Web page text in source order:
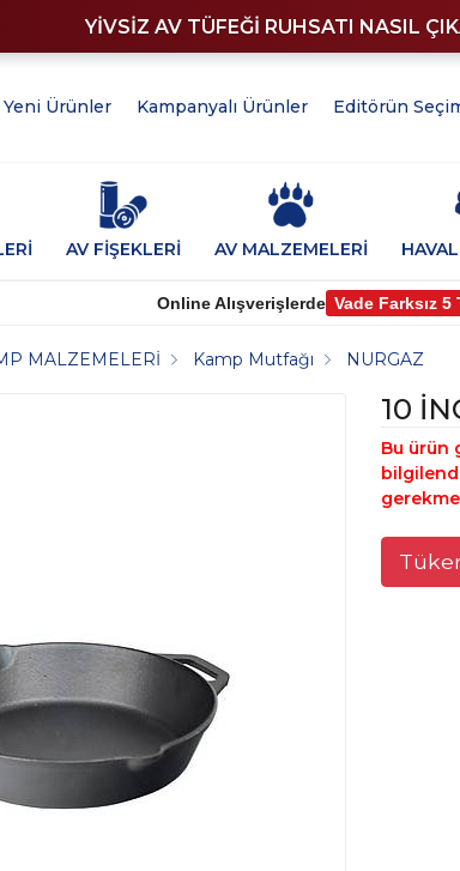
YİVSİZ AV TÜFEĞİ RUHSATI NASIL
Yeni Ürünler Kampanyalı Ürünler Editörün
AV FİŞEKLERİ AV MALZEMELERİ
Online Alışverişlerde Vade Farksız 5
MALZEMELERİ Kamp Mutfağı NURGAZ
10
Bu ürün